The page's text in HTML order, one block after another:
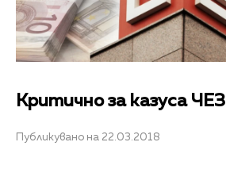
Критично за казуса ЧЕЗ
Публикувано на 22.03.2018